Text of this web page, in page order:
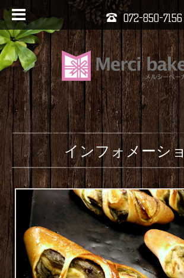
072-850-7156
インフォメーシ